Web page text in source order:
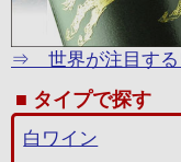
⇒ 世界が注目する
タイプで探す
白ワイン